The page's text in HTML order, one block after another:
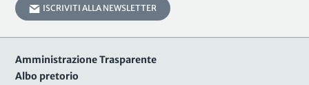
ISCRIVITI ALLA NEWSLETTER
Amministrazione Trasparente
Albo pretorio